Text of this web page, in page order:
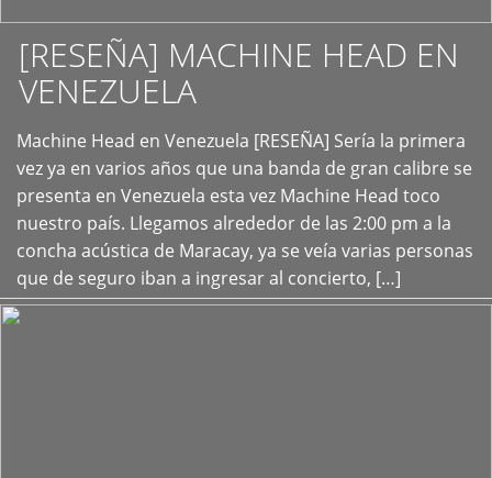
[RESEÑA] MACHINE HEAD EN
VENEZUELA
Machine Head en Venezuela [RESEÑA] Sería la primera
vez ya en varios años que una banda de gran calibre se
presenta en Venezuela esta vez Machine Head toco
nuestro país. Llegamos alrededor de las 2:00 pm a la
concha acústica de Maracay, ya se veía varias personas
que de seguro iban a ingresar al concierto, […]
+